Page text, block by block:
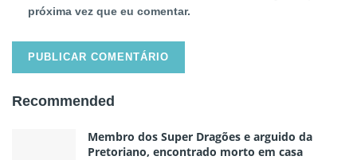
próxima vez que eu comentar.
Recommended
Membro dos Super Dragões e arguido da
Pretoriano, encontrado morto em casa